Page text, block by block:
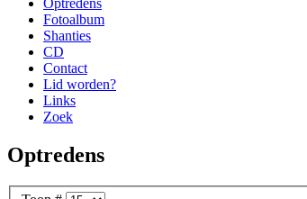
Optredens
Fotoalbum
Shanties
CD
Contact
Lid worden?
Links
Zoek
Optredens